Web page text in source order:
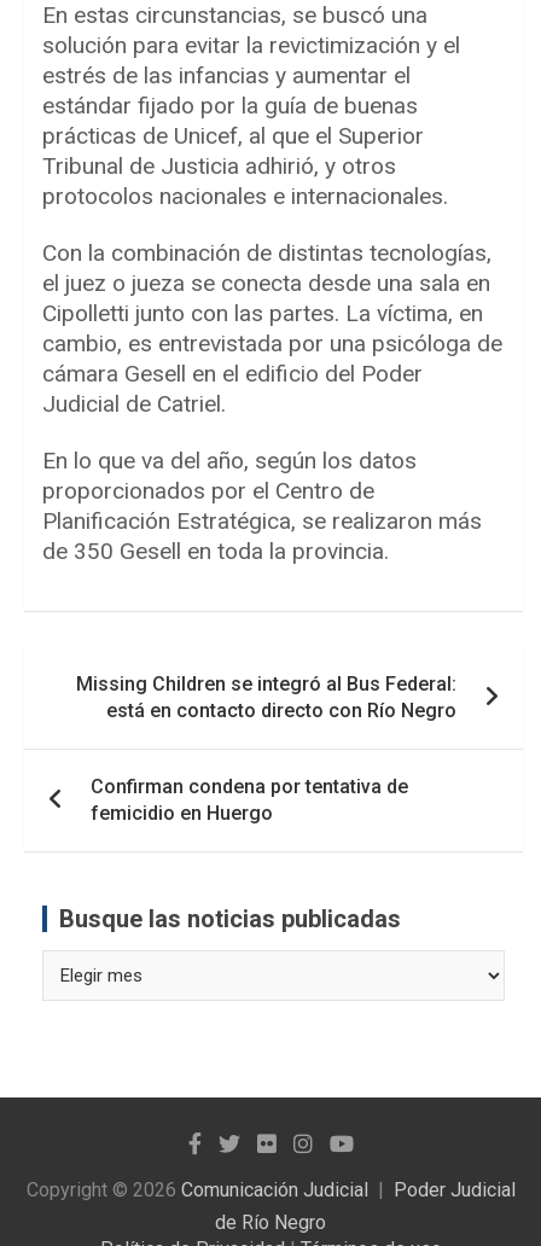
En estas circunstancias, se buscó una
solución para evitar la revictimización y el
estrés de las infancias y aumentar el
estándar fijado por la guía de buenas
prácticas de Unicef, al que el Superior
Tribunal de Justicia adhirió, y otros
protocolos nacionales e internacionales.
Con la combinación de distintas tecnologías,
el juez o jueza se conecta desde una sala en
Cipolletti junto con las partes. La víctima, en
cambio, es entrevistada por una psicóloga de
cámara Gesell en el edificio del Poder
Judicial de Catriel.
En lo que va del año, según los datos
proporcionados por el Centro de
Planificación Estratégica, se realizaron más
de 350 Gesell en toda la provincia.
entradas
Missing Children se integró al Bus Federal:
está en contacto directo con Río Negro
Confirman condena por tentativa de
femicidio en Huergo
Busque las noticias publicadas
las
Copyright © 2026 Comunicación Judicial
Poder Judicial
de Río Negro